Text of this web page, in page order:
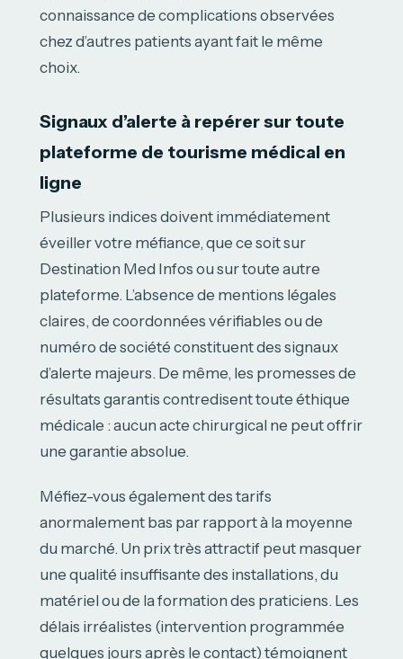
connaissance de complications observées
chez d’autres patients ayant fait le même
choix.
Signaux d’alerte à repérer sur toute
plateforme de tourisme médical en
ligne
Plusieurs indices doivent immédiatement
éveiller votre méfiance, que ce soit sur
Destination Med Infos ou sur toute autre
plateforme. L’absence de mentions légales
claires, de coordonnées vérifiables ou de
numéro de société constituent des signaux
d’alerte majeurs. De même, les promesses de
résultats garantis contredisent toute éthique
médicale : aucun acte chirurgical ne peut offrir
une garantie absolue.
Méfiez-vous également des tarifs
anormalement bas par rapport à la moyenne
du marché. Un prix très attractif peut masquer
une qualité insuffisante des installations, du
matériel ou de la formation des praticiens. Les
délais irréalistes (intervention programmée
quelques jours après le contact) témoignent